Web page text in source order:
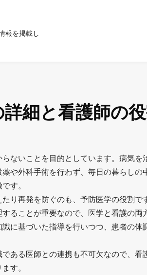
報を掲載し
細と看護師の
ないことを目的としています。病気を
や外科手術を行わず、毎日の暮らしの
す。
り再発を防ぐのも、予防医学の役割で
ることが重要なので、医学と看護の両
に基づいた指導を行いつつ、患者の体
である医師との連携も不可欠なので、
す。